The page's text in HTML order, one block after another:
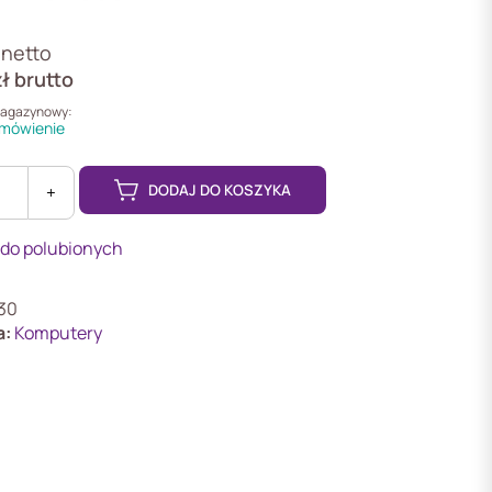
netto
brutto
+ DODAJ DO KOSZYKA
polubionych
Komputery